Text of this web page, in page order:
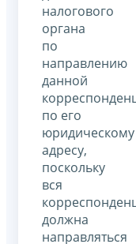
налогового
органа
по
направлению
данной
по его
юридическому
адресу,
поскольку
вся
должна
направляться